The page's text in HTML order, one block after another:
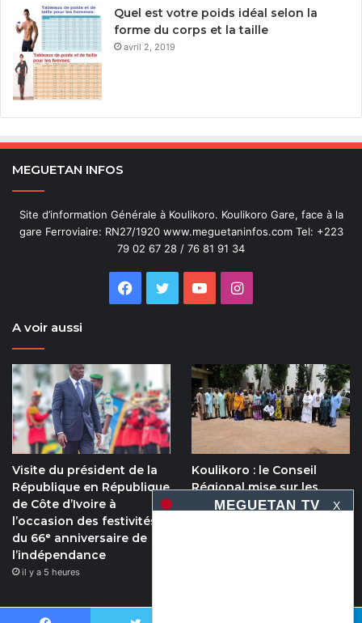
Quel est votre poids idéal selon la
forme du corps et la taille
avril 2, 2019
MEGUETAN INFOS
Site d’information Générale à Koulikoro. Koulikoro Gare, face à la
gare Ferroviaire: RN27/1920 www.meguetaninfos.com Tel: +223
79 02 67 28 / 76 81 91 34
Facebook
Twitter YouTubeInstagram
A voir aussi
Visite du président de la
République en République
de Côte d’Ivoire à
l’occasion des festivités
du 66ᵉ anniversaire de
l’indépendance
il y a 5 heures
Koulikoro : le Conseil
Régional mise sur les
filières porteuses pour
X